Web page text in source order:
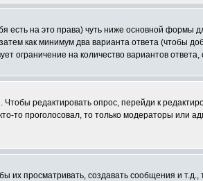
есть на это права) чуть ниже основной
как минимум два варианта ответа (чтобы
ограничение на количество вариантов
редактировать опрос, перейди к
то проголосовал, то только модераторы или
просматривать, создавать сообщения и